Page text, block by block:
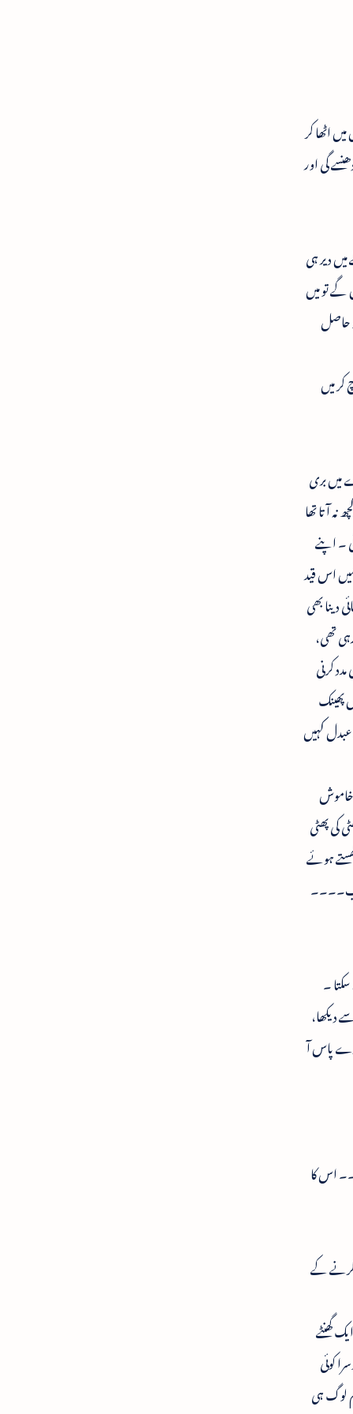
اٹھا کر
گی اور
دیر ہی
تو میں
حاصل
کر میں
میں بری
آتا تھا
۔ اپنے
اس قید
دینا بھی
تھی،
کرنی
پھینک
کہیں
خاموش
کی پھٹی
ہوئے
اب۔۔۔۔
۔
دیکھا،
پاس آ
اس کا
کرنے کے
گھنٹے
کوئی
لوگ ہی